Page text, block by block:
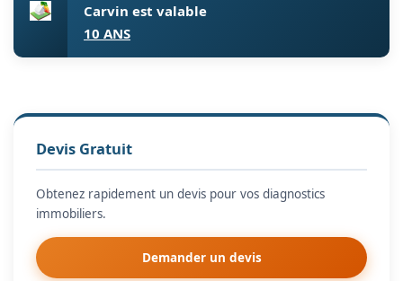
Carvin est valable
10 ANS
Devis Gratuit
Obtenez rapidement un devis pour vos diagnostics
immobiliers.
Demander un devis